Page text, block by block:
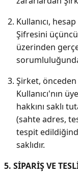
Kullanıcı,
Şifresini
üzerinden
Şirket,
Kullanıcı'nın
hakkını saklı
(sahte adres,
tespit
saklıdır.
5. SİPARİŞ VE